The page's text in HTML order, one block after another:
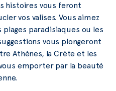
histoires vous feront
vos valises. Vous aimez
paradisiaques ou les
vous plongeront
Athènes, la Crète et les
emporter par la beauté